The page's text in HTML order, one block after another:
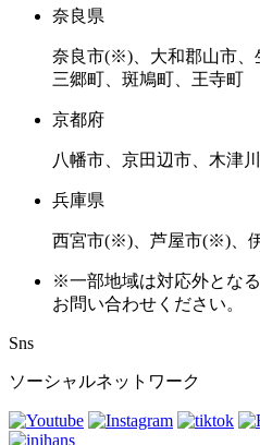
奈良県
奈良市(※)、大和郡山市、
三郷町、斑鳩町、王寺町
京都府
八幡市、京田辺市、木津
兵庫県
西宮市(※)、芦屋市(※)、
※一部地域は対応外とな
お問い合わせください。
Sns
ソーシャルネットワーク